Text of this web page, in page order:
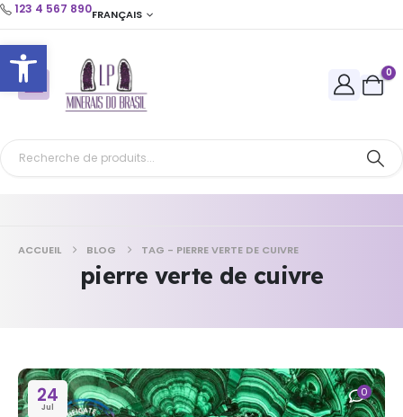
Ouvrir la barre d’outils
123 4 567 890FRANÇAIS
0
ACCUEIL BLOG TAG - PIERRE VERTE DE CUIVRE
pierre verte de cuivre
24
Jul
0